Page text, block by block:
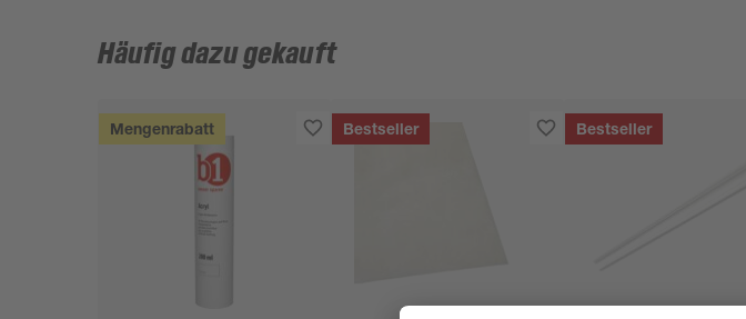
Häufig dazu gekauft
Mengenrabatt Bestseller Bestseller